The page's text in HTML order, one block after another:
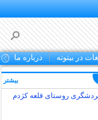
در بیتوته درباره ما
روستای قلعه کژدم
بیشتر